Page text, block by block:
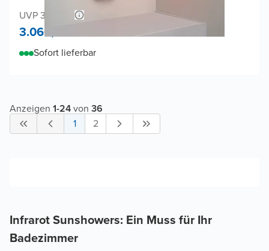
UVP 3.172,02
3.060,-
Sofort lieferbar
Anzeigen 1-24von 36
1
2
Infrarot Sunshowers: Ein Muss für Ihr
Badezimmer